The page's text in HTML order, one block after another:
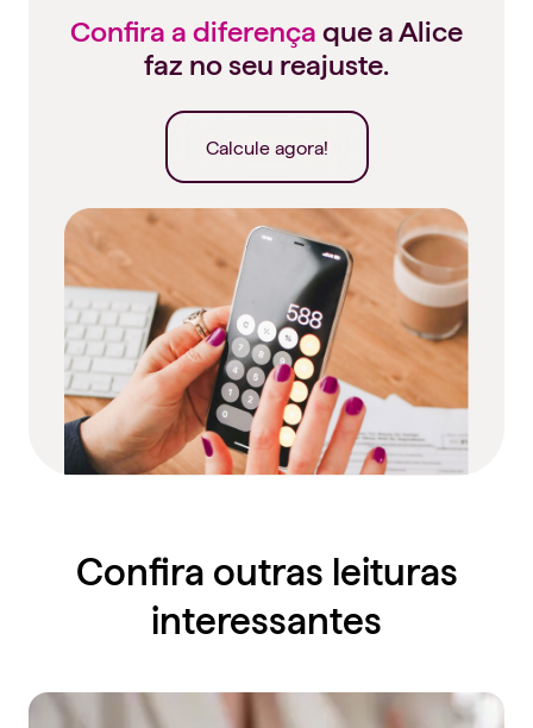
Confira a diferença que a Alice
faz no seu reajuste.
Calcule agora!
Confira outras leituras
interessantes